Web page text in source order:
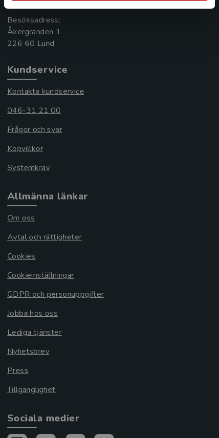
Besöksadress:
Åkergränden 1
Kundservice
Kontakta kundservice
046-31 21 00
Frågor och svar
Köpvillkor
Systemkrav
Allmänna länkar
Om oss
Avtal och rättigheter
Cookies
Cookieinställningar
GDPR och personuppgifter
Jobba hos oss
Lediga tjänster
Nyhetsbrev
Press
Tillgänglighet
Sociala medier